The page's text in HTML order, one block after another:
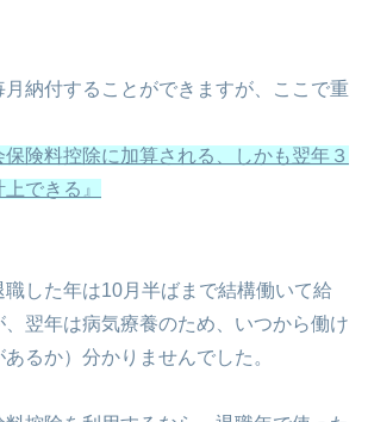
納付することができますが、ここで重
保険料控除に加算される、しかも翌年３
できる』
した年は10月半ばまで結構働いて給
翌年は病気療養のため、いつから働け
るか）分かりませんでした。